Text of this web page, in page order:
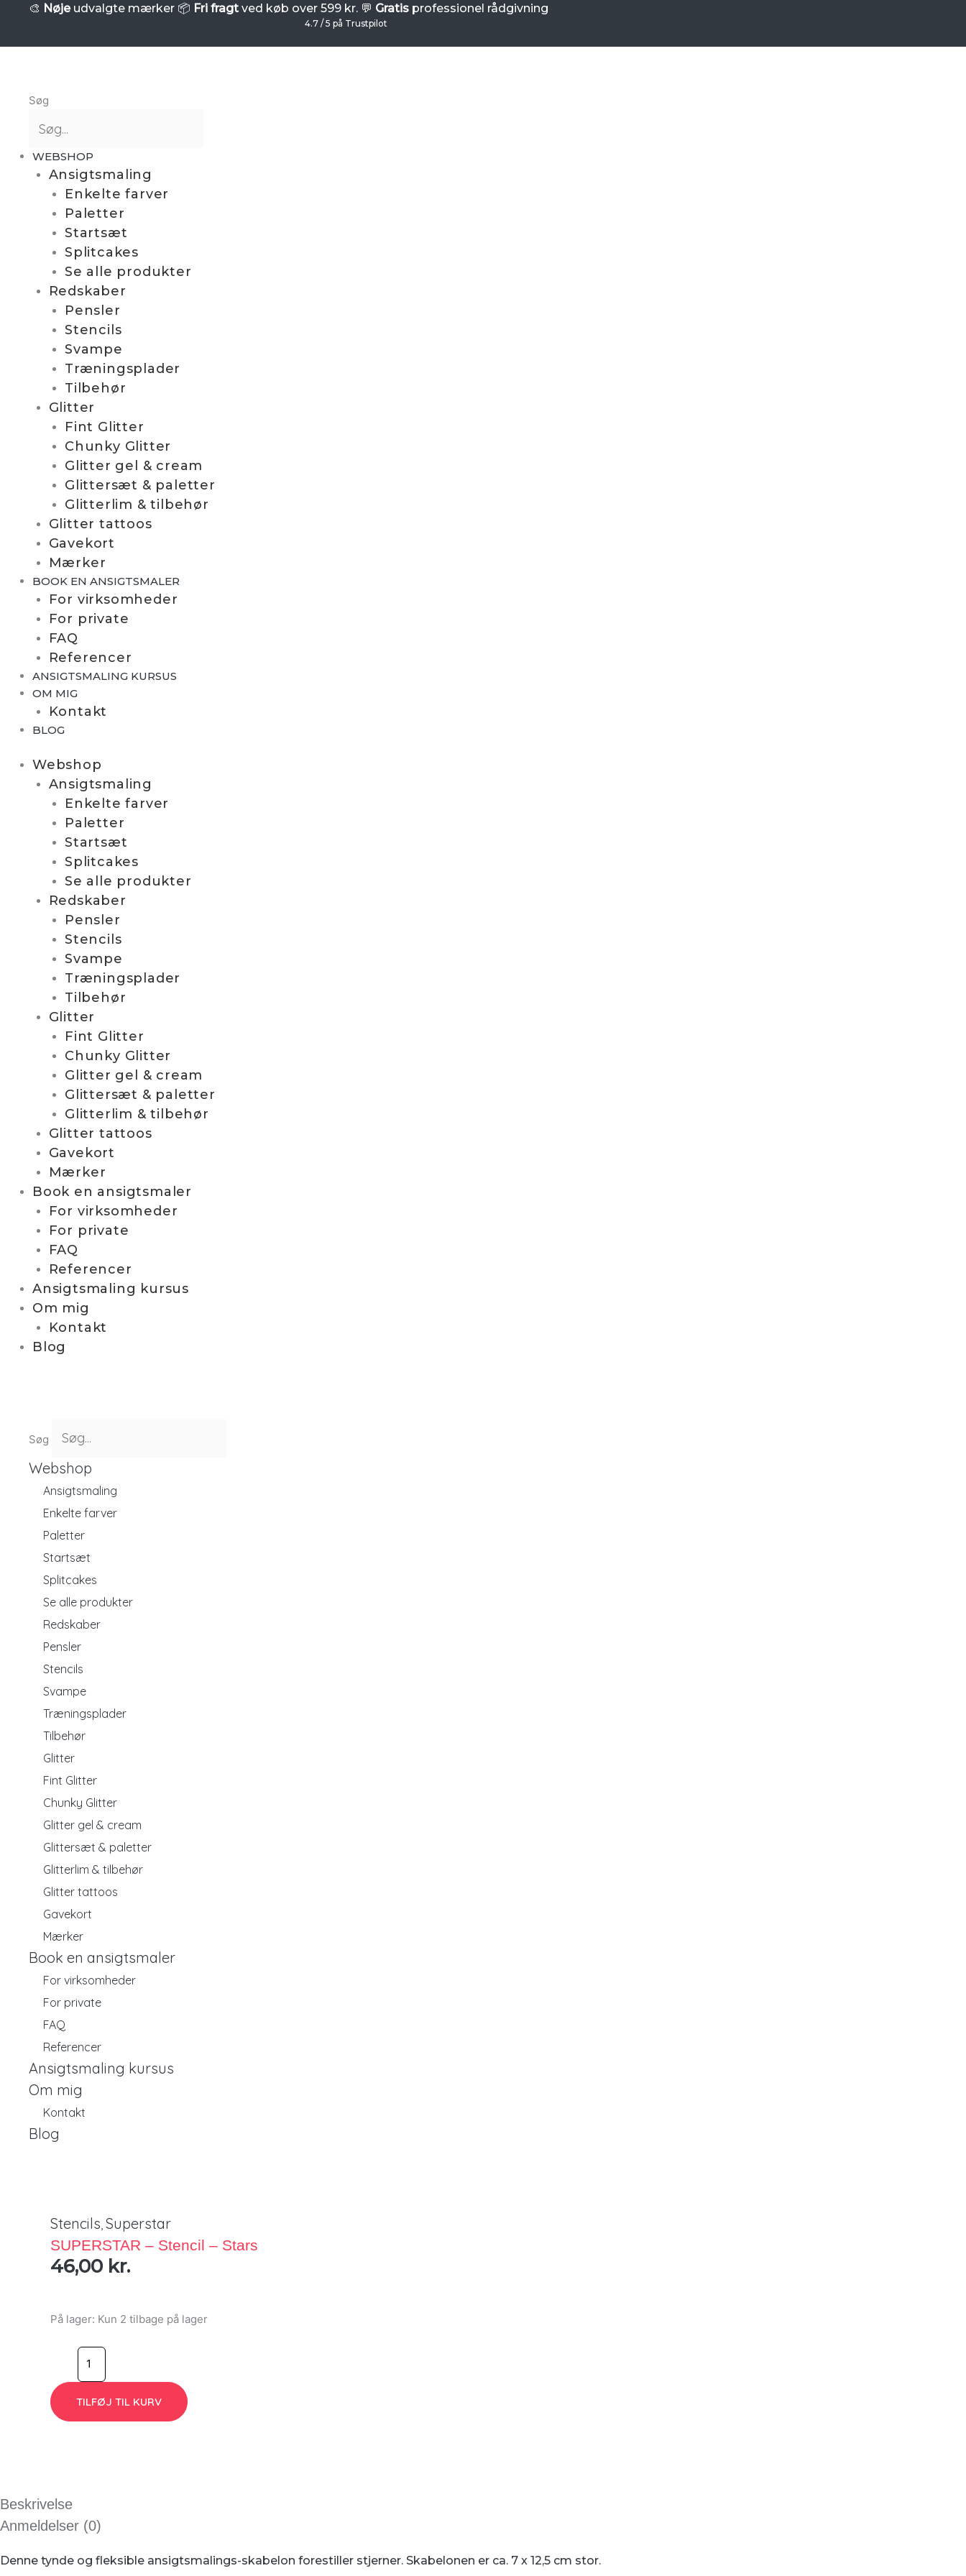
indholdet
🎨 Nøjeudvalgte mærker 📦 Fri fragt ved køb over 599 kr. 💬 Gratis professionel rådgivning
4.7 / 5 på Trustpilot
Søg
WEBSHOP
Ansigtsmaling
Enkelte farver
Paletter
Startsæt
Splitcakes
Se alle produkter
Redskaber
Pensler
Stencils
Svampe
Træningsplader
Tilbehør
Glitter
Fint Glitter
Chunky Glitter
Glitter gel & cream
Glittersæt & paletter
Glitterlim & tilbehør
Glitter tattoos
Gavekort
Mærker
BOOK EN ANSIGTSMALER
For virksomheder
For private
FAQ
Referencer
ANSIGTSMALING KURSUS
OM MIG
Kontakt
BLOG
Webshop
Ansigtsmaling
Enkelte farver
Paletter
Startsæt
Splitcakes
Se alle produkter
Redskaber
Pensler
Stencils
Svampe
Træningsplader
Tilbehør
Glitter
Fint Glitter
Chunky Glitter
Glitter gel & cream
Glittersæt & paletter
Glitterlim & tilbehør
Glitter tattoos
Gavekort
Mærker
Book en ansigtsmaler
For virksomheder
For private
FAQ
Referencer
Ansigtsmaling kursus
Om mig
Kontakt
Blog
Søg
Webshop
Ansigtsmaling
Enkelte farver
Paletter
Startsæt
Splitcakes
Se alle produkter
Redskaber
Pensler
Stencils
Svampe
Træningsplader
Tilbehør
Glitter
Fint Glitter
Chunky Glitter
Glitter gel & cream
Glittersæt & paletter
Glitterlim & tilbehør
Glitter tattoos
Gavekort
Mærker
Book en ansigtsmaler
For virksomheder
For private
FAQ
Referencer
Ansigtsmaling kursus
Om mig
Kontakt
Blog
Stencils, Superstar
SUPERSTAR – Stencil – Stars
46,00 kr.
På lager: Kun 2 tilbage på lager
SUPERSTAR
TILFØJ TIL KURV
Beskrivelse
Anmeldelser (0)
Denne tynde og fleksible ansigtsmalings-skabelon forestiller stjerner. Skabelonen er ca. 7 x 12,5 cm stor.